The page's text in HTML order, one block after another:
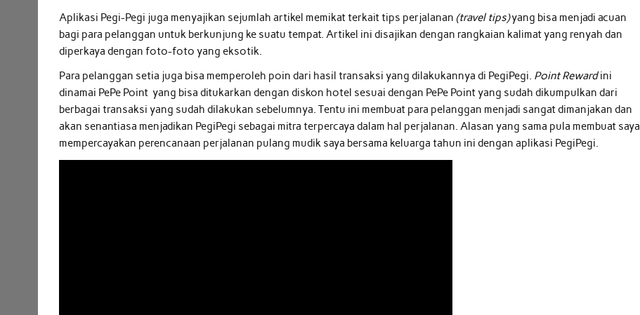
Aplikasi Pegi-Pegi juga menyajikan sejumlah artikel memikat terkait tips perjalanan (travel tips)yang bisa menjadi acuan
bagi para pelanggan untuk berkunjung ke suatu tempat. Artikel ini disajikan dengan rangkaian kalimat yang renyah dan
diperkaya dengan foto-foto yang eksotik.
Para pelanggan setia juga bisa memperoleh poin dari hasil transaksi yang dilakukannya di PegiPegi. Point Rewardini
dinamai PePe Point yang bisa ditukarkan dengan diskon hotel sesuai dengan PePe Point yang sudah dikumpulkan dari
berbagai transaksi yang sudah dilakukan sebelumnya. Tentu ini membuat para pelanggan menjadi sangat dimanjakan dan
akan senantiasa menjadikan PegiPegi sebagai mitra terpercaya dalam hal perjalanan. Alasan yang sama pula membuat saya
mempercayakan perencanaan perjalanan pulang mudik saya bersama keluarga tahun ini dengan aplikasi PegiPegi.